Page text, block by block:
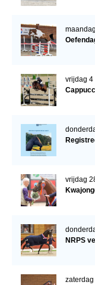
vrijdag 4
vrijdag
NRPS